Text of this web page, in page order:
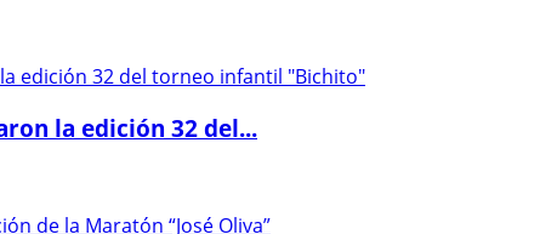
la edición 32 del...